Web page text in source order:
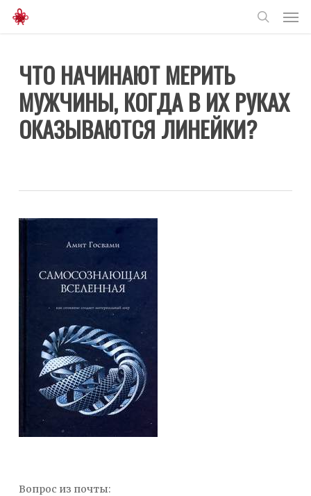
Skip
contentЧТО НАЧИНАЮТ МЕРИТЬ
МУЖЧИНЫ, КОГДА В ИХ РУКАХ
ОКАЗЫВАЮТСЯ ЛИНЕЙКИ?
Вопрос из почты: